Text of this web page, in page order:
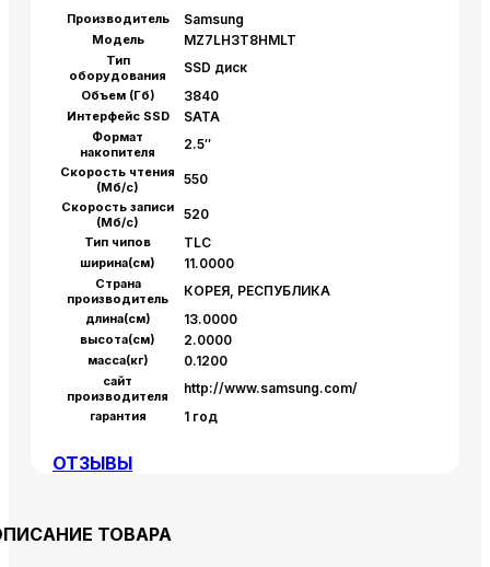
Производитель Samsung
Модель MZ7LH3T8HMLT
Тип
оборудования
SSD диск
Объем (Гб) 3840
Интерфейс SSD SATA
Формат
накопителя
2.5″
Скорость чтения
(Мб/с)
550
Скорость записи
(Мб/с)
520
Тип чипов TLC
ширина(см) 11.0000
Страна
производитель
КОРЕЯ, РЕСПУБЛИКА
длина(см) 13.0000
высота(см) 2.0000
масса(кг) 0.1200
сайт
производителя
http://www.samsung.com/
гарантия 1 год
ОТЗЫВЫ
ТОВАРА